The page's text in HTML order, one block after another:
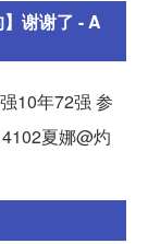
谢谢了 - A
10年72强 参
夏娜@灼